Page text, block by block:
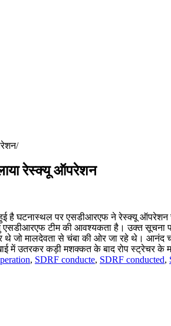
रेस्क्यू ऑपरेशन
है घटनास्थल पर एसडीआरएफ ने रेस्क्यू
टीम की आवश्यकता है। उक्त सूचना
जो मालदेवता से चंबा की ओर जा रहे थे। आनंद
में उतरकर कड़ी मशक्कत के बाद रोप स्ट्रेचर के
, SDRF conducte, SDRF conducted,